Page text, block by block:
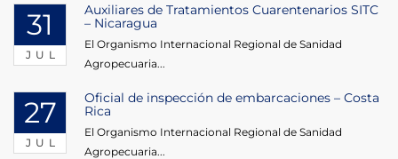
31
JUL
Auxiliares de Tratamientos Cuarentenarios SITC
– Nicaragua
El Organismo Internacional Regional de Sanidad
Agropecuaria...
27
JUL
Oficial de inspección de embarcaciones – Costa
Rica
El Organismo Internacional Regional de Sanidad
Agropecuaria...